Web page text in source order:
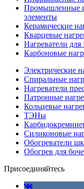
Промышленные
элементы
Керамические
Кварцевые
Нагреватели
Карбоновые
Электрические
Спиральные
Нагреватели
Патронные
Кольцевые
ТЭНы
Силиконовые
Обогреватели
Обогрев для
Присоединяйтесь